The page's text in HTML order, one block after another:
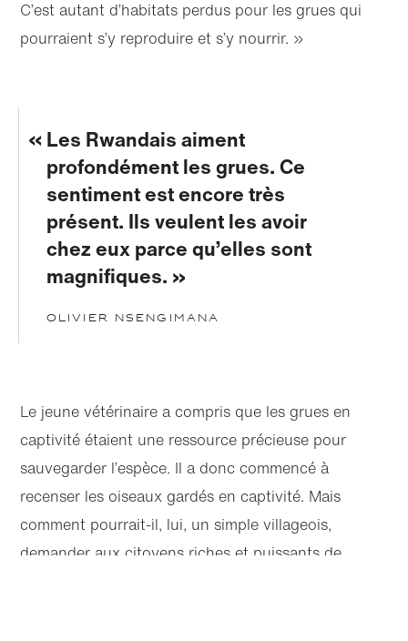
C’est autant d’habitats perdus pour les grues qui
pourraient s’y reproduire et s’y nourrir. »
Les Rwandais aiment
profondément les grues. Ce
sentiment est encore très
présent. Ils veulent les avoir
chez eux parce qu’elles sont
magnifiques.
Olivier Nsengimana
Le jeune vétérinaire a compris que les grues en
captivité étaient une ressource précieuse pour
sauvegarder l’espèce. Il a donc commencé à
recenser les oiseaux gardés en captivité. Mais
comment pourrait-il, lui, un simple villageois,
demander aux citoyens riches et puissants de